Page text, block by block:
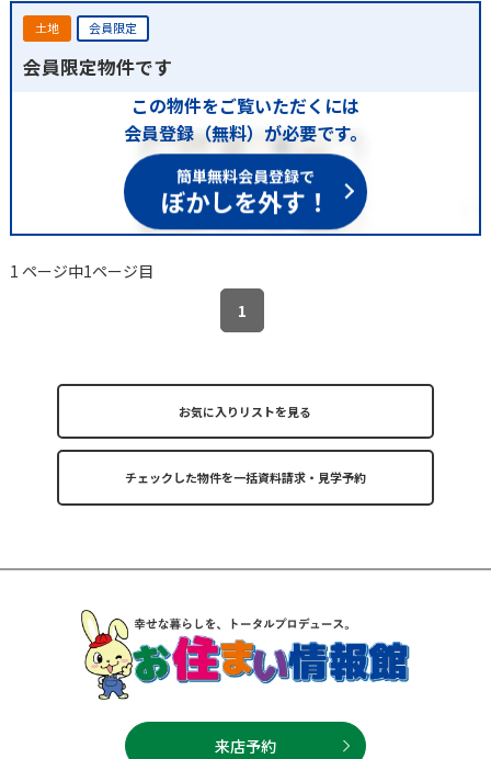
土地 会員限定
会員限定物件です
この物件をご覧いただくには
会員登録（無料）が必要です。
簡単無料会員登録で
ぼかしを外す！
1 ページ中1ページ目
1
お気に入りリストを見る
来店予約